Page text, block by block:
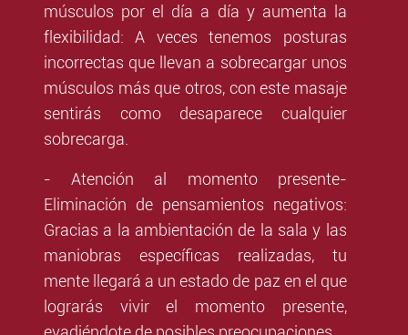
músculos por el día a día y aumenta la
flexibilidad: A veces tenemos posturas
incorrectas que llevan a sobrecargar unos
músculos más que otros, con este masaje
sentirás como desaparece cualquier
sobrecarga.
- Atención al momento presente-
Eliminación de pensamientos negativos:
Gracias a la ambientación de la sala y las
maniobras específicas realizadas, tu
mente llegará a un estado de paz en el que
lograrás vivir el momento presente,